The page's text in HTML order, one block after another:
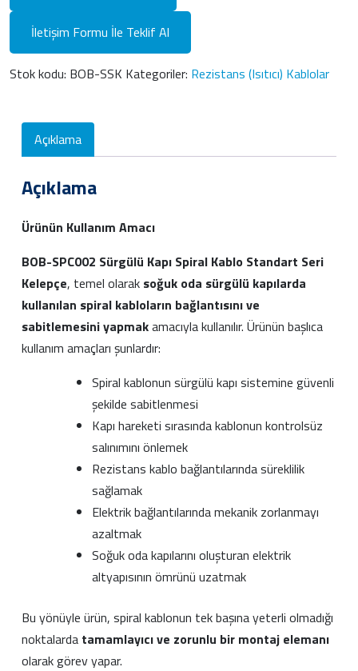
İletişim Formu İle Teklif Al
Stok kodu: BOB-SSK Kategoriler: Rezistans (Isıtıcı) Kablolar
Açıklama
Açıklama
Ürünün Kullanım Amacı
BOB-SPC002 Sürgülü Kapı Spiral Kablo Standart Seri
Kelepçe, temel olarak soğuk oda sürgülü kapılarda
kullanılan spiral kabloların bağlantısını ve
sabitlemesini yapmakamacıyla kullanılır. Ürünün başlıca
kullanım amaçları şunlardır:
Spiral kablonun sürgülü kapı sistemine güvenli
şekilde sabitlenmesi
Kapı hareketi sırasında kablonun kontrolsüz
salınımını önlemek
Rezistans kablo bağlantılarında süreklilik
sağlamak
Elektrik bağlantılarında mekanik zorlanmayı
azaltmak
Soğuk oda kapılarını oluşturan elektrik
altyapısının ömrünü uzatmak
Bu yönüyle ürün, spiral kablonun tek başına yeterli olmadığı
noktalarda tamamlayıcı ve zorunlu bir montaj elemanı
olarak görev yapar.